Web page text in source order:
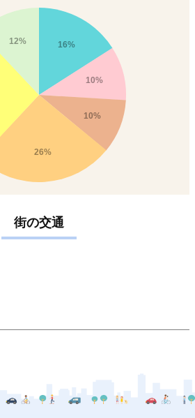
16%
10%
10%
26%
12%
街の交通